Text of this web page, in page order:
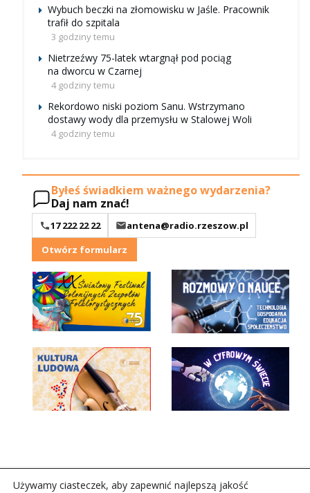
Wybuch beczki na złomowisku w Jaśle. Pracownik
trafił do szpitala
3 godziny temu
Nietrzeźwy 75-latek wtargnął pod pociąg
na dworcu w Czarnej
4 godziny temu
Rekordowo niski poziom Sanu. Wstrzymano
dostawy wody dla przemysłu w Stalowej Woli
4 godziny temu
Byłeś świadkiem ważnego wydarzenia?
Daj nam znać!
17 222 22 22
antena@radio.rzeszow.pl
Otwórz formularz
Używamy ciasteczek, aby zapewnić najlepszą jakość